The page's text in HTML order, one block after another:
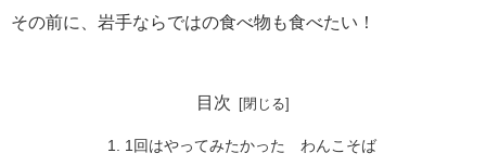
その前に、岩手ならではの食べ物も食べたい！
目次
1回はやってみたかった わんこそば